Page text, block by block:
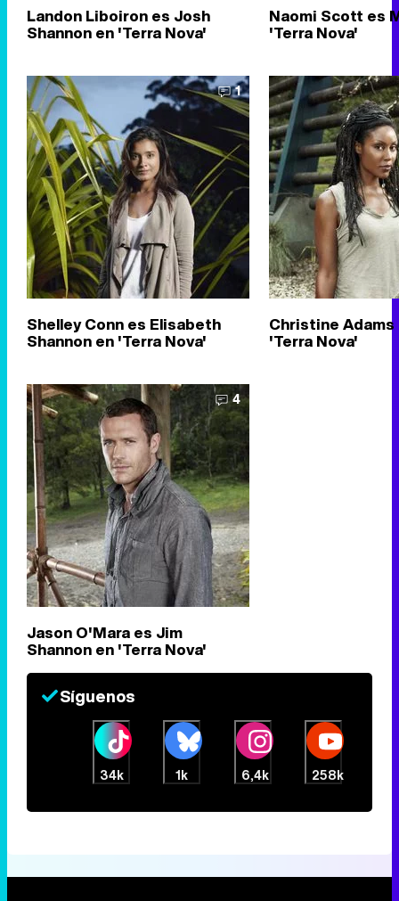
Landon Liboiron es Josh
Shannon en 'Terra Nova'
Naomi Scott es
'Terra Nova'
1
Shelley Conn es Elisabeth
Shannon en 'Terra Nova'
Christine Adams
'Terra Nova'
4
Jason O'Mara es Jim
Shannon en 'Terra Nova'
Síguenos
34k 1k 6,4k 258k